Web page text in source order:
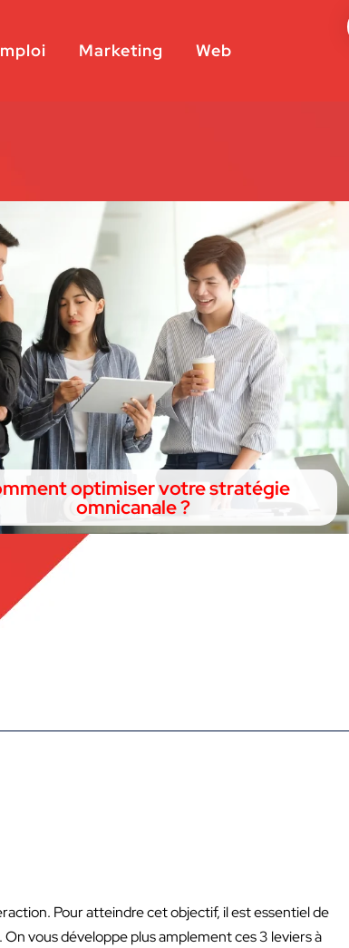
Marketing Web
optimiser votre stratégie
omnicanale ?
Pour atteindre cet objectif, il est essentiel de
vous développe plus amplement ces 3 leviers à